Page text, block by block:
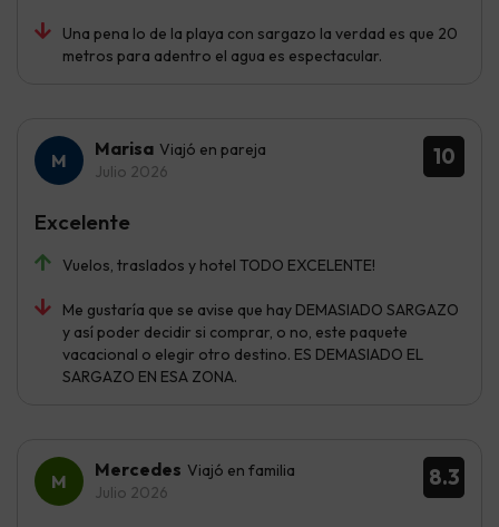
Una pena lo de la playa con sargazo la verdad es que 20
metros para adentro el agua es espectacular.
10
Marisa Viajó en pareja
Julio 2026
Vuelos, traslados y hotel TODO EXCELENTE!
Me gustaría que se avise que hay DEMASIADO SARGAZO
y así poder decidir si comprar, o no, este paquete
vacacional o elegir otro destino. ES DEMASIADO EL
SARGAZO EN ESA ZONA.
Excelente
8.3
Mercedes Viajó en familia
Julio 2026